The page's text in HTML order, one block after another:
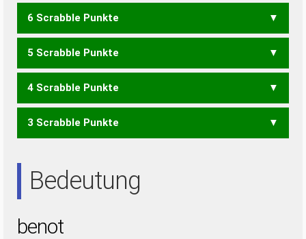
BOTE OBEN TOBE
6 Scrabble Punkte
BEO BON BOT TOB
5 Scrabble Punkte
BET NOTE TONE
4 Scrabble Punkte
TON
3 Scrabble Punkte
Bedeutung
benot